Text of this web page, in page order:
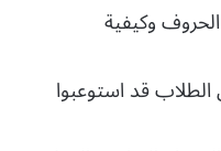
وكيفية
الطلاب قد استوعبوا